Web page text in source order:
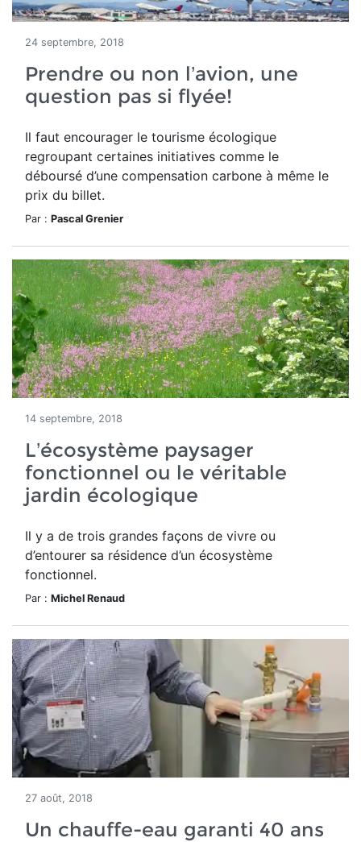
24 septembre, 2018
Prendre ou non l’avion, une
question pas si flyée!
Il faut encourager le tourisme écologique
regroupant certaines initiatives comme le
déboursé d’une compensation carbone à même le
prix du billet.
Par : Pascal Grenier
14 septembre, 2018
L’écosystème paysager
fonctionnel ou le véritable
jardin écologique
Il y a de trois grandes façons de vivre ou
d’entourer sa résidence d’un écosystème
fonctionnel.
Par : Michel Renaud
27 août, 2018
Un chauffe-eau garanti 40 ans